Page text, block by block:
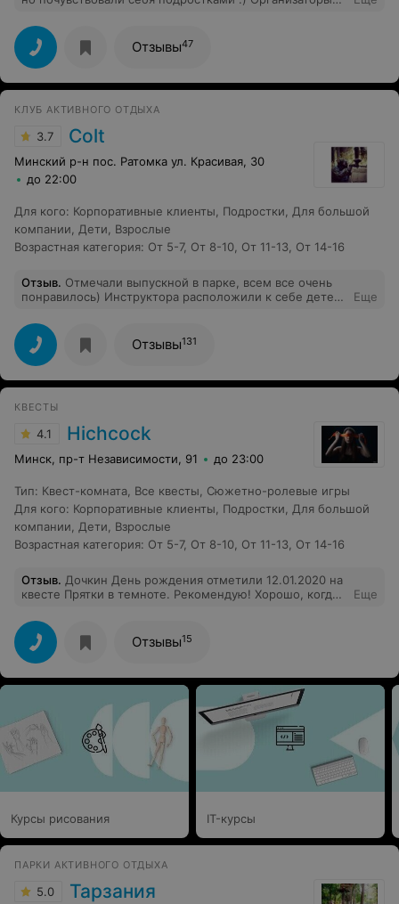
здорово прошли (сказалось спортивное прошлое),
получили в подарок спуск на канате и это нам очень
понравилось.Очень хорошие впечатления и от ребят
инструкторов и девушек организаторов: тактичные, не
навязчивые. Особая благодарность Карине, она так
словом все молодцы. Удачи вам, ребята, и развития.
Мы ездили в три похожих места прежде чем выбрали
место и могу сказать в плане удобств это лучшее
место. Спасибо! Процветания вам и развития!
Отзывы47
КЛУБ АКТИВНОГО ОТДЫХА
3.7 Colt
Минский р-н пос. Ратомка ул. Красивая, 30
до 22:00
Для кого: Корпоративные клиенты, Подростки, Для большой
компании, Дети, Взрослые
Возрастная категория: От 5-7, От 8-10, От 11-13, От 14-16
Отзыв. Отмечали выпускной в парке, всем все очень
понравилось) Инструктора расположили к себе детей
отметить хочется инструктора Дениса, за 10
приседаний дал посверлить доски
Еще
Отзывы131
КВЕСТЫ
4.1 Hichcock
Минск, пр-т Независимости, 91 до 23:00
Тип: Квест-комната, Все квесты, Сюжетно-ролевые игры
Для кого: Корпоративные клиенты, Подростки, Для большой
компании, Дети, Взрослые
Возрастная категория: От 5-7, От 8-10, От 11-13, От 14-16
Отзыв. Дочкин День рождения отметили 12.01.2020 на
квесте Прятки в темноте. Рекомендую! Хорошо, когда
ползаешь в полной темноте, постоянно кто-то хотя бы
сопит невдалеке, не так страшно. Смешно, когда
много детей - ищут, шумят, можно от них незаметно
уйти. Музыка громкая, когда детей рядом не слышно,
то опа - и резко кто-то на тебя в темноте натыкается -
потрясающие ощущения! :) Тот квест, когда через час
взрослые устали, хоть и стали понимать, что лабиринт
гораздо больше, интереснее, чем про него думали.
Хотелось ещё пообследовать (я пожалела, что больше
на одном месте стояла, ни цепи не нашла, ни шарики).
А дети под конец так вошли во вкус, что наперебой
кричали: "Ещё! Ещё!"
Еще
Отзывы15
Курсы рисования IT-курсы
ПАРКИ АКТИВНОГО ОТДЫХА
5.0 Тарзания